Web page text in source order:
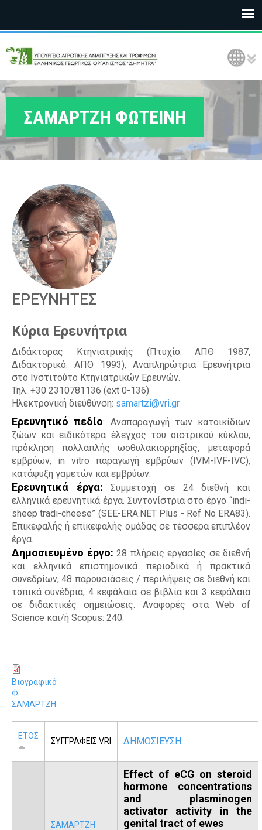
Ε
Λ
Γ
Δ
Η
Τ
Ρ
Language Selection
ΣΑΜΑΡΤΖΗ ΦΩΤΕΙΝΗ
Κύρια Ερευνήτρια
Διδάκτορας Κτηνιατρικής (Πτυχίο: ΑΠΘ 1987,
Διδακτορικό: ΑΠΘ 1993), Αναπληρώτρια Ερευνήτρια
στο Ινστιτούτο Κτηνιατρικών Ερευνών.
Τηλ. +30 2310781136 (ext 0-136)
Ηλεκτρονική διεύθύνση: samartzi@vri.gr
Ερευνητικό πεδίο: Αναπαραγωγή των κατοικίδιων
ζώων και ειδικότερα έλεγχος του οιστρικού κύκλου,
πρόκληση πολλαπλής ωοθυλακιορρηξίας, μεταφορά
εμβρύων, in vitro παραγωγή εμβρύων (IVM-IVF-IVC),
κατάψυξη γαμετών και εμβρύων.
Ερευνητικά έργα: Συμμετοχή σε 24 διεθνή και
ελληνικά ερευνητικά έργα. Συντονίστρια στο έργο “indi-
sheep tradi-cheese” (SEE-ERA.NET Plus - Ref No ERA83).
Επικεφαλής ή επικεφαλής ομάδας σε τέσσερα επιπλέον
έργα.
Δημοσιευμένο έργο: 28 πλήρεις εργασίες σε διεθνή
και ελληνικά επιστημονικά περιοδικά ή πρακτικά
συνεδρίων, 48 παρουσιάσεις / περιλήψεις σε διεθνή και
τοπικά συνέδρια, 4 κεφάλαια σε βιβλία και 3 κεφάλαια
σε διδακτικές σημειώσεις. Αναφορές στα Web of
Science και/ή Scopus: 240.
Βιογραφικό
Φ.
ΣΑΜΑΡΤΖΗ
ΕΡΕΥΝΗΤΕΣ
ΕΤΟΣ
ΣΥΓΓΡΑΦΕΙΣ VRI ΔΗΜΟΣΙΕΥΣΗ
ΣΑΜΑΡΤΖΗ
Effect of eCG on steroid
hormone concentrations
and plasminogen
activator activity in the
genital tract of ewes